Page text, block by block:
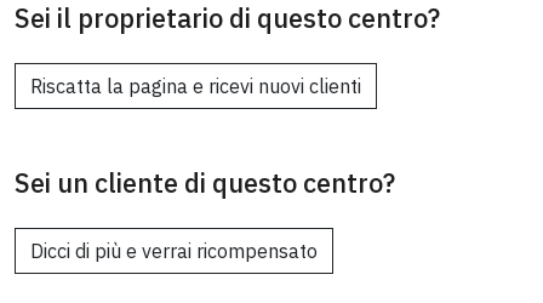
Sei il proprietario di questo centro?
Riscatta la pagina e ricevi nuovi clienti
Sei un cliente di questo centro?
Dicci di più e verrai ricompensato